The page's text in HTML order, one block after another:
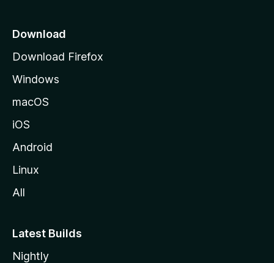
Download
Download Firefox
Windows
macOS
iOS
Android
Linux
All
Latest Builds
Nightly